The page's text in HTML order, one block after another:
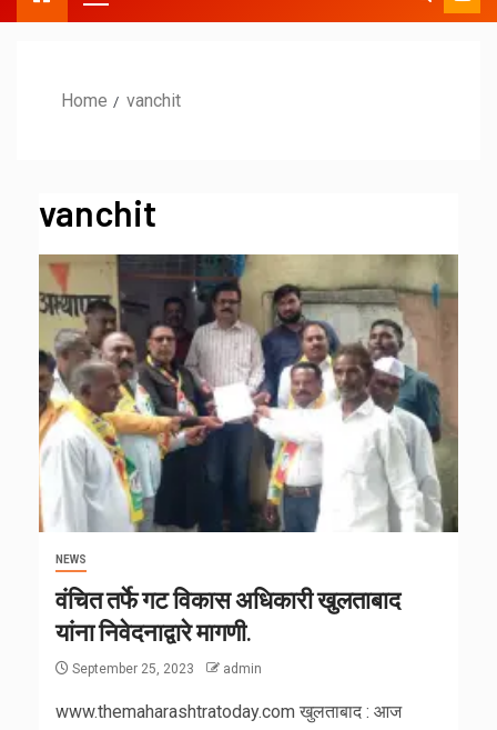
Home vanchit
vanchit
NEWS
वंचित तर्फे गट विकास अधिकारी खुलताबाद
यांना निवेदनाद्वारे मागणी.
September 25, 2023 admin
www.themaharashtratoday.com खुलताबाद : आज